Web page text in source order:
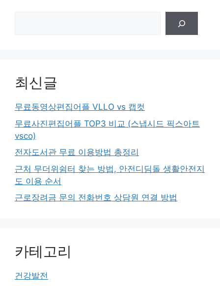
최신글
무료동영상편집어플 VLLO vs 캡컷
무료사진편집어플 TOP3 비교 (스냅시드 픽스아트
vsco)
전자도서관 무료 이용방법 총정리
근처 무더위쉼터 찾는 방법, 안전디딤돌 생활안전지
도 이용 순서
근로장려금 문의 전화번호 상담원 연결 방법
카테고리
건강발전